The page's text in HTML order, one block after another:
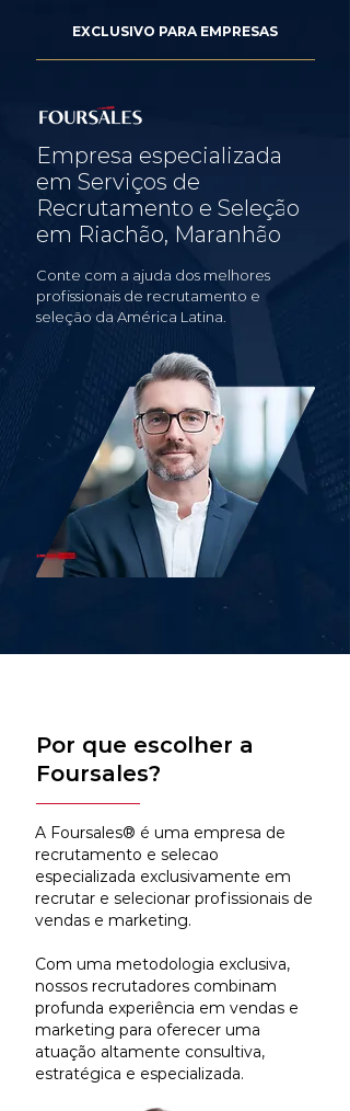
EXCLUSIVO PARA EMPRESAS
Empresa especializada
em Serviços de
Recrutamento e Seleção
em Riachão, Maranhão
Conte com a ajuda dos melhores
profissionais de recrutamento e
seleção da América Latina.
Por que escolher a
Foursales?
A Foursales® é uma empresa de
recrutamento e selecao
especializada exclusivamente em
recrutar e selecionar profissionais de
vendas e marketing.
Com uma metodologia exclusiva,
nossos recrutadores combinam
profunda experiência em vendas e
marketing para oferecer uma
atuação altamente consultiva,
estratégica e especializada.